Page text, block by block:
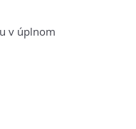
v úplnom